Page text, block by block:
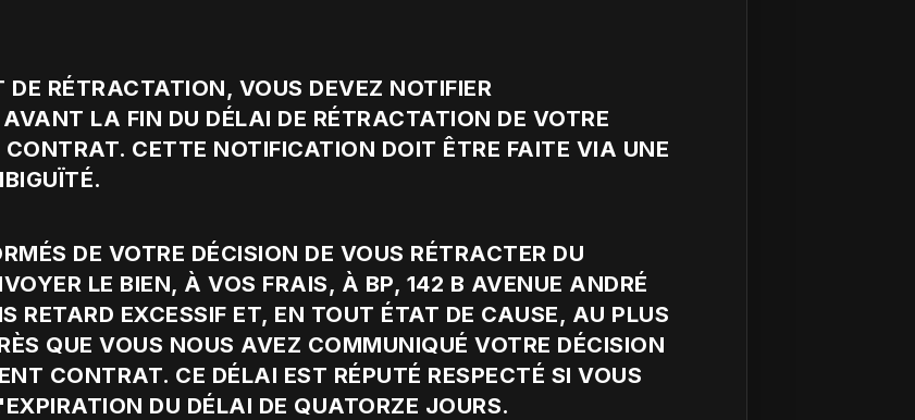
DE RÉTRACTATION, VOUS DEVEZ NOTIFIER
LA FIN DU DÉLAI DE RÉTRACTATION DE VOTRE
CONTRAT. CETTE NOTIFICATION DOIT ÊTRE FAITE VIA UNE
DE VOTRE DÉCISION DE VOUS RÉTRACTER DU
LE BIEN, À VOS FRAIS, À BP, 142 B AVENUE ANDRÉ
EXCESSIF ET, EN TOUT ÉTAT DE CAUSE, AU PLUS
QUE VOUS NOUS AVEZ COMMUNIQUÉ VOTRE DÉCISION
CONTRAT. CE DÉLAI EST RÉPUTÉ RESPECTÉ SI VOUS
DU DÉLAI DE QUATORZE JOURS.